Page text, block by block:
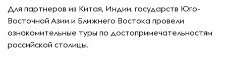
Для партнеров из Китая, Индии, государств Юго-
Восточной Азии и Ближнего Востока провели
ознакомительные туры по достопримечательностям
российской столицы.